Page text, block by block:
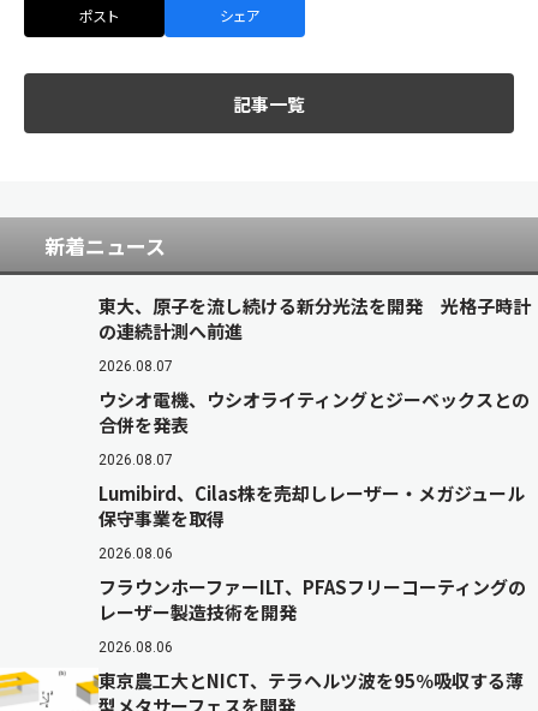
ポスト シェア
記事一覧
新着ニュース
東大、原子を流し続ける新分光法を開発 光格子時計
の連続計測へ前進
2026.08.07
ウシオ電機、ウシオライティングとジーベックスとの
合併を発表
2026.08.07
Lumibird、Cilas株を売却しレーザー・メガジュール
保守事業を取得
2026.08.06
フラウンホーファーILT、PFASフリーコーティングの
レーザー製造技術を開発
2026.08.06
東京農工大とNICT、テラヘルツ波を95％吸収する薄
型メタサーフェスを開発